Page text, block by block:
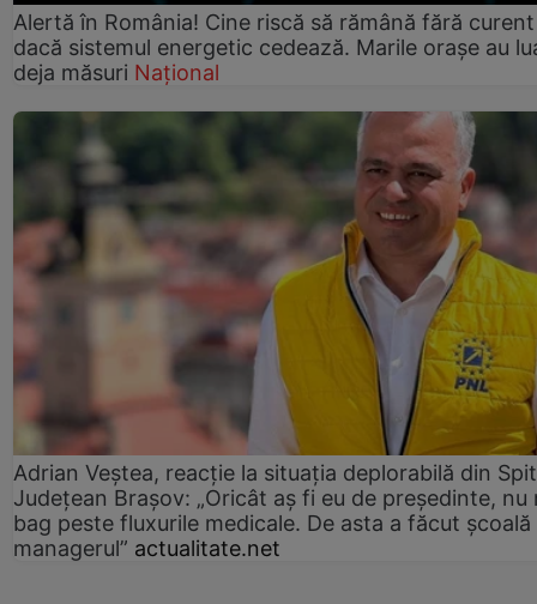
Alertă în România! Cine riscă să rămână fără curent
dacă sistemul energetic cedează. Marile orașe au
deja măsuri Național
Adrian Veștea, reacție la situația deplorabilă din
Județean Brașov: „Oricât aș fi eu de președinte, nu
bag peste fluxurile medicale. De asta a făcut școală
managerul” actualitate.net